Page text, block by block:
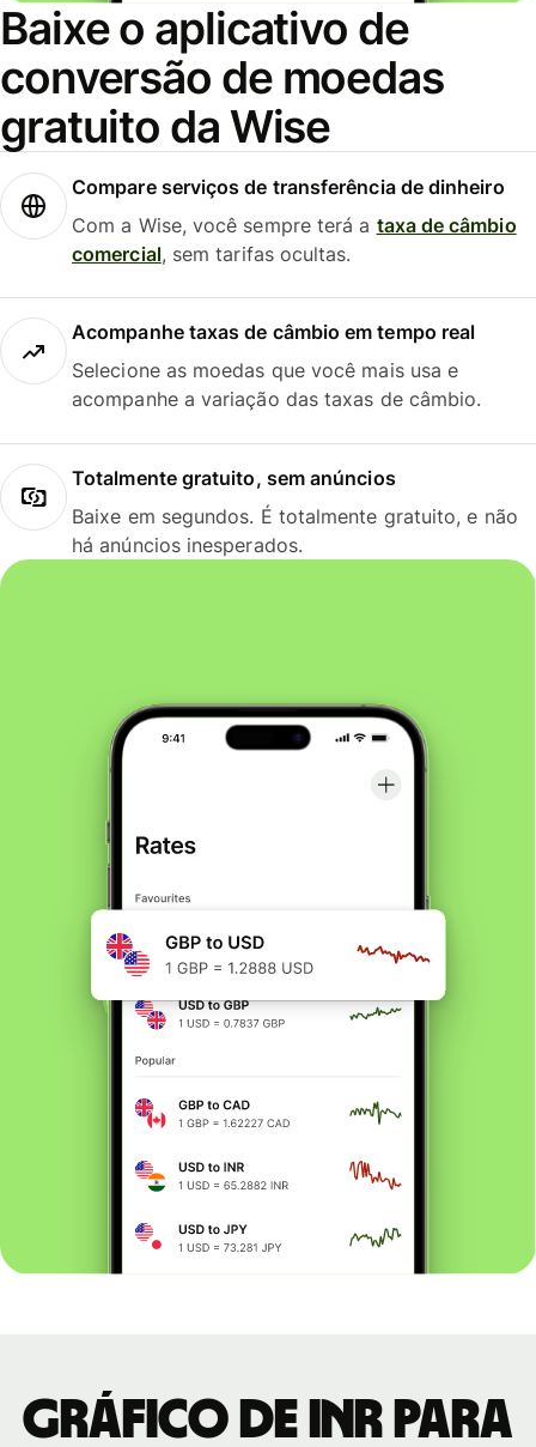
Baixe o aplicativo de
conversão de moedas
gratuito da Wise
Compare serviços de transferência de dinheiro
Com a Wise, você sempre terá a taxa de câmbio
comercial, sem tarifas ocultas.
Acompanhe taxas de câmbio em tempo real
Selecione as moedas que você mais usa e
acompanhe a variação das taxas de câmbio.
Totalmente gratuito, sem anúncios
Baixe em segundos. É totalmente gratuito, e não
há anúncios inesperados.
Gráfico de INR para